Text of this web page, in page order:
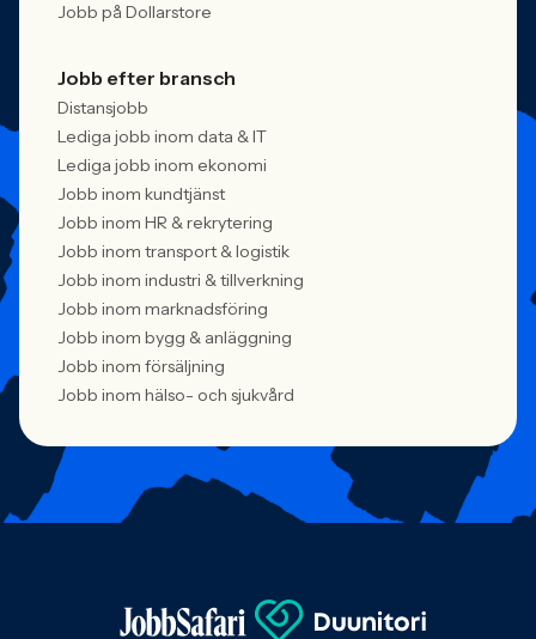
Jobb på Dollarstore
Jobb efter bransch
Distansjobb
Lediga jobb inom data & IT
Lediga jobb inom ekonomi
Jobb inom kundtjänst
Jobb inom HR & rekrytering
Jobb inom transport & logistik
Jobb inom industri & tillverkning
Jobb inom marknadsföring
Jobb inom bygg & anläggning
Jobb inom försäljning
Jobb inom hälso- och sjukvård